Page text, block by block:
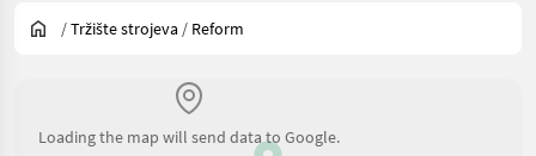
/Tržište strojeva / Reform
Loading the map will send data to Google.